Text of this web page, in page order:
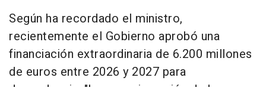
Según ha recordado el ministro,
recientemente el Gobierno aprobó una
financiación extraordinaria de 6.200 millones
de euros entre 2026 y 2027 para